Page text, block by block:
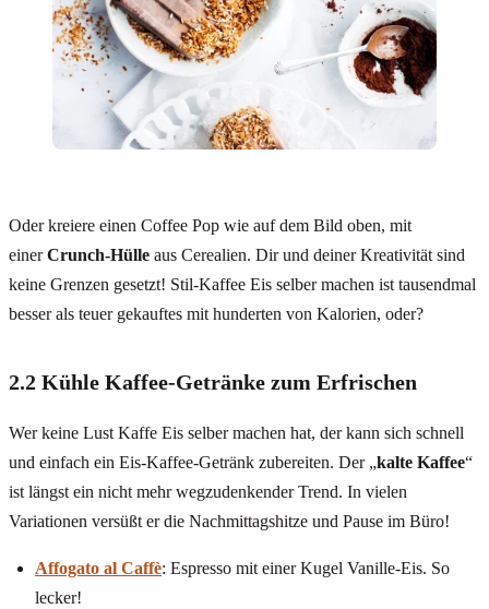
Oder kreiere einen Coffee Pop wie auf dem Bild oben, mit
einerCrunch-Hülle aus Cerealien. Dir und deiner Kreativität sind
keine Grenzen gesetzt! Stil-Kaffee Eis selber machen ist tausendmal
besser als teuer gekauftes mit hunderten von Kalorien, oder?
2.2 Kühle Kaffee-Getränke zum Erfrischen
Wer keine Lust Kaffe Eis selber machen hat, der kann sich schnell
und einfach ein Eis-Kaffee-Getränk zubereiten. Der „kalte Kaffee“
ist längst ein nicht mehr wegzudenkender Trend. In vielen
Variationen versüßt er die Nachmittagshitze und Pause im Büro!
Affogato al Caffè: Espresso mit einer Kugel Vanille-Eis. So
lecker!